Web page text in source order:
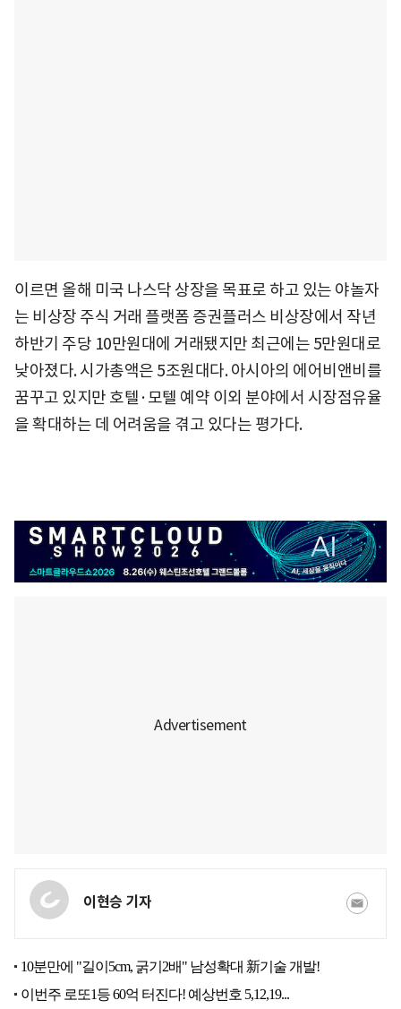
이르면 올해 미국 나스닥 상장을 목표로 하고 있는 야놀자
는 비상장 주식 거래 플랫폼 증권플러스 비상장에서 작년
하반기 주당 10만원대에 거래됐지만 최근에는 5만원대로
낮아졌다. 시가총액은 5조원대다. 아시아의 에어비앤비를
꿈꾸고 있지만 호텔·모텔 예약 이외 분야에서 시장점유율
을 확대하는 데 어려움을 겪고 있다는 평가다.
이현승 기자